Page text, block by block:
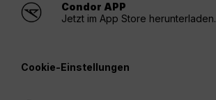
Condor APP
Jetzt im App Store herunterladen.
Cookie-Einstellungen